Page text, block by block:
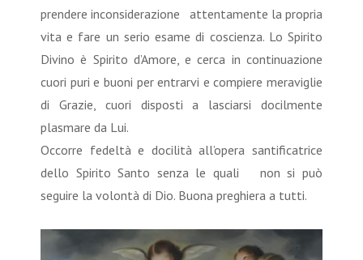
prendere inconsiderazione attentamente la propria
vita e fare un serio esame di coscienza. Lo Spirito
Divino è Spirito d’Amore, e cerca in continuazione
cuori puri e buoni per entrarvi e compiere meraviglie
di Grazie, cuori disposti a lasciarsi docilmente
plasmare da Lui.
Occorre fedeltà e docilità all’opera santificatrice
dello Spirito Santo senza le quali non si può
seguire la volontà di Dio. Buona preghiera a tutti.